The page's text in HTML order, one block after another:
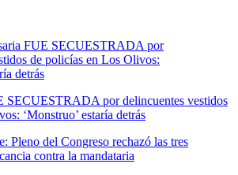
SECUESTRADA por delincuentes vestidos
‘Monstruo’ estaría detrás